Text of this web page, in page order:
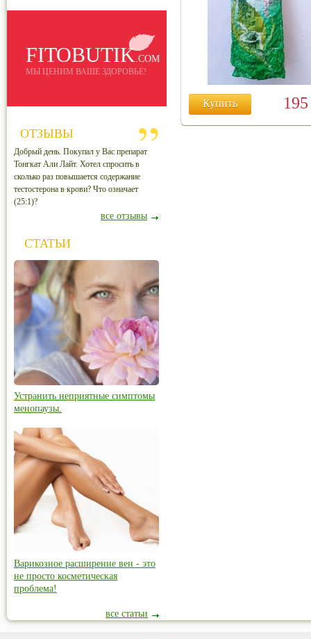
Купить
FITOBUTIK.COM
МЫ ЦЕНИМ ВАШЕ ЗДОРОВЬЕ!
ОТЗЫВЫ
Добрый день. Покупал у Вас препарат
Тонгкат Али Лайт. Хотел спросить в
сколько раз повышается содержание
тестостерона в крови? Что означает
(25:1)?
все отзывы
СТАТЬИ
Устранить неприятные симптомы
менопаузы.
Варикозное расширение вен - это
не просто косметическая
проблема!
все статьи